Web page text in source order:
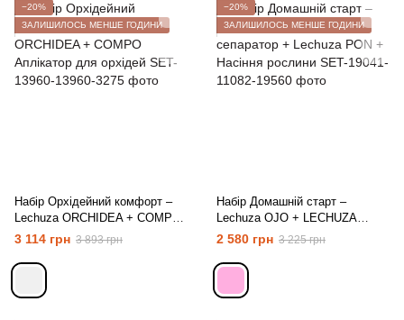
−20%
ЗАЛИШИЛОСЬ МЕНШЕ ГОДИНИ
Набір Орхідейний комфорт –
Lechuza ORCHIDEA + COMPO
Аплікатор для орхідей
3 114 грн 3 893 грн
−20%
ЗАЛИШИЛОСЬ МЕНШЕ ГОДИНИ
Набір Домашній старт –
Lechuza OJO + LECHUZA
сепаратор + Lechuza PON +
Насіння рослини
2 580 грн 3 225 грн